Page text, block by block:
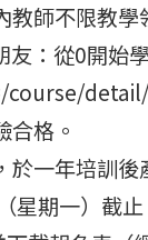
師不限教學
：從0開始
detail/
合格。
一年培訓後
星期一）截止